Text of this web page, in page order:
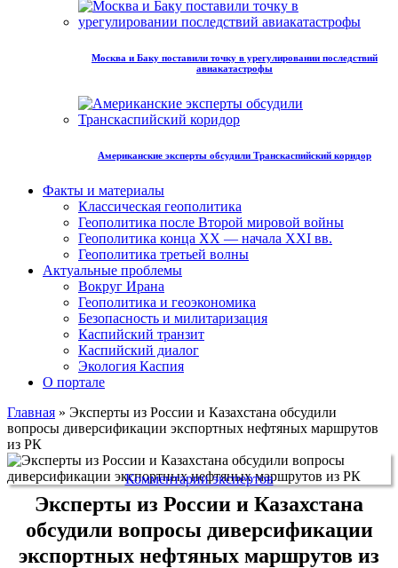
Москва и Баку поставили точку в урегулировании последствий
авиакатастрофы
Американские эксперты обсудили Транскаспийский коридор
Факты и материалы
Классическая геополитика
Геополитика после Второй мировой войны
Геополитика конца XX — начала XXI вв.
Геополитика третьей волны
Актуальные проблемы
Вокруг Ирана
Геополитика и геоэкономика
Безопасность и милитаризация
Каспийский транзит
Каспийский диалог
Экология Каспия
О портале
Главная » Эксперты из России и Казахстана обсудили
вопросы диверсификации экспортных нефтяных маршрутов
из РК
Комментарии экспертов
Эксперты из России и Казахстана
обсудили вопросы диверсификации
экспортных нефтяных маршрутов из